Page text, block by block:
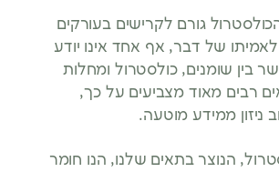
גורם לקרישים בעורקים
של דבר, אף אחד אינו יודע
בין שומנים, כולסטרול ומחלות
רבים מאוד מצביעים על כך,
ניזון ממידע מוטעה.
הנוצר בתאים שלנו, הנו חומר